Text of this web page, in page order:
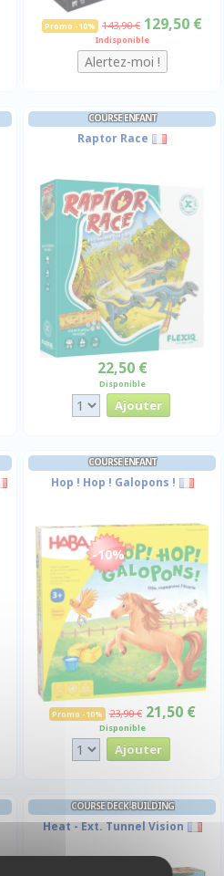
Promo -10% 143,90 € 129,50 €
Indisponible
COURSE ENFANT
Raptor Race
22,50 €
Disponible
COURSE ENFANT
Hop ! Hop ! Galopons !
-10%
Promo -10% 23,90 € 21,50 €
Disponible
COURSE DECK-BUILDING
Heat - Ext. Tunnel Vision